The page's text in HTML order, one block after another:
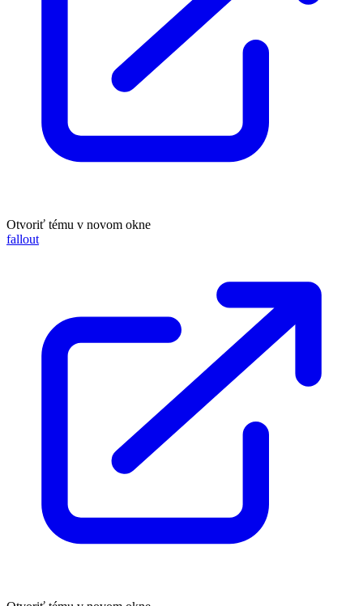
Otvoriť tému v novom okne
fallout